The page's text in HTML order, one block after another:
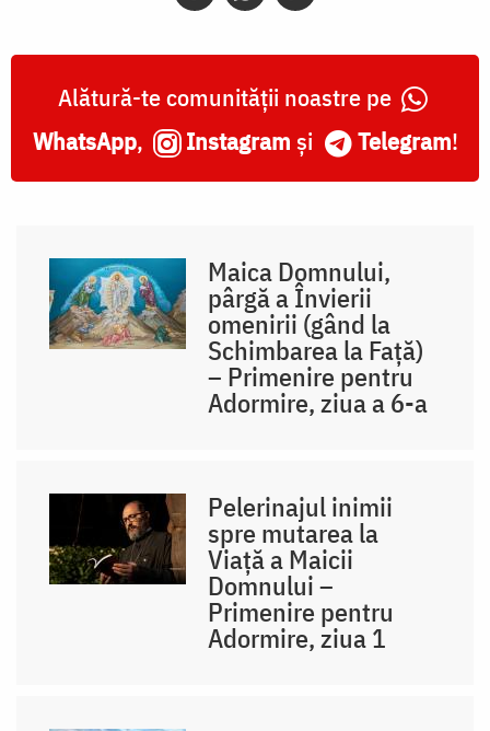
Alătură-te comunității noastre pe
WhatsApp, Instagram și Telegram!
Maica Domnului,
pârgă a Învierii
omenirii (gând la
Schimbarea la Față)
– Primenire pentru
Adormire, ziua a 6-a
Pelerinajul inimii
spre mutarea la
Viață a Maicii
Domnului –
Primenire pentru
Adormire, ziua 1